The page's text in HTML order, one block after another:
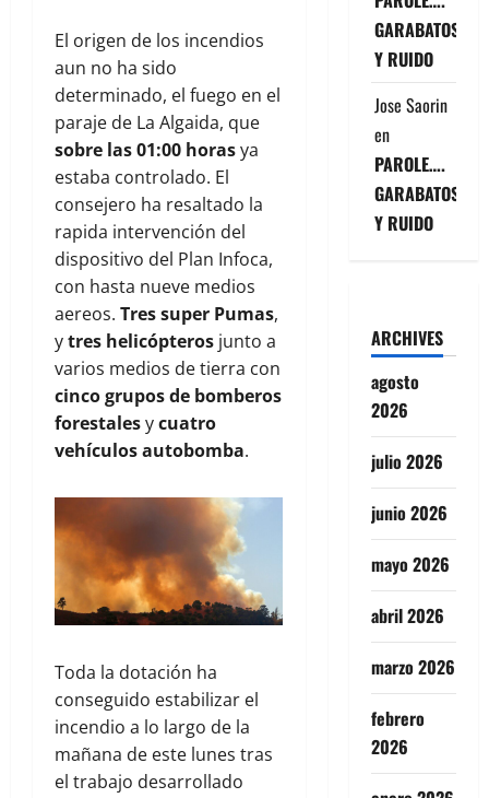
El origen de los incendios
aun no ha sido
determinado, el fuego en el
paraje de La Algaida, que
sobre las 01:00 horasya
estaba controlado. El
consejero ha resaltado la
rapida intervención del
dispositivo del Plan Infoca,
con hasta nueve medios
aereos. Tres super Pumas,
ytres helicópteros junto a
varios medios de tierra con
cinco grupos de bomberos
forestalesycuatro
vehículos autobomba.
Toda la dotación ha
conseguido estabilizar el
incendio a lo largo de la
mañana de este lunes tras
el trabajo desarrollado
GARABATOS
Y RUIDO
Jose Saorin
en
PAROLE….
GARABATOS
Y RUIDO
ARCHIVES
agosto
2026
julio 2026
junio 2026
mayo 2026
abril 2026
marzo 2026
febrero
2026